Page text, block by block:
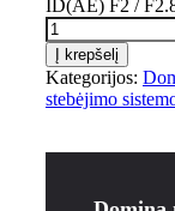
ID(AE) F2 /
Į krepšelį
Kategorijos:
stebėjimo